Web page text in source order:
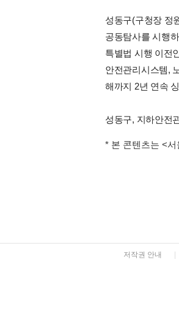
성동구(구청장 정
공동탐사를 시행
특별법 시행 이전
안전관리시스템,
해까지 2년 연속
성동구, 지하안전
* 본 콘텐츠는 <
저작권 안내 |